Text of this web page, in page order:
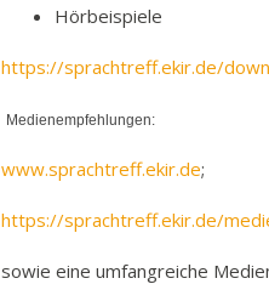
Hörbeispiele
https://sprachtreff.ekir.de/
Medienempfehlungen:
www.sprachtreff.ekir.de;
https://sprachtreff.ekir.de/
sowie eine umfangreiche